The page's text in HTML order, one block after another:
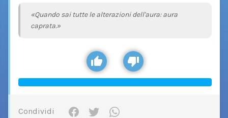
«Quando sai tutte le alterazioni dell'aura: aura
caprata.»
Condividi